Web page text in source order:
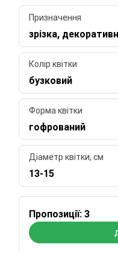
Призначення
зрізка,
Колір квітки
бузковий
Форма квітки
гофрований
Діаметр квітки, см
13-15
Пропозиції: 3